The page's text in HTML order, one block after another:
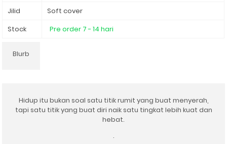
Jilid
Soft cover
Stock
Pre order 7 - 14 hari
Blurb
Hidup itu bukan soal satu titik rumit yang buat menyerah,
tapi satu titik yang buat diri naik satu tingkat lebih kuat dan
hebat.
.